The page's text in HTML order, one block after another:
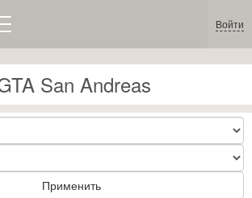
Войти
San Andreas
Применить